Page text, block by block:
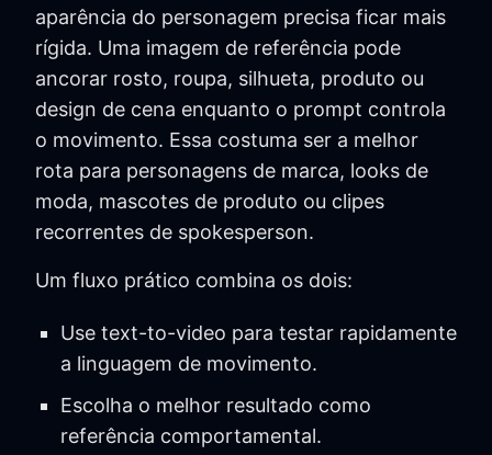
aparência do personagem precisa ficar mais
rígida. Uma imagem de referência pode
ancorar rosto, roupa, silhueta, produto ou
design de cena enquanto o prompt controla
o movimento. Essa costuma ser a melhor
rota para personagens de marca, looks de
moda, mascotes de produto ou clipes
recorrentes de spokesperson.
Um fluxo prático combina os dois:
Use text-to-video para testar rapidamente
a linguagem de movimento.
Escolha o melhor resultado como
referência comportamental.